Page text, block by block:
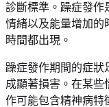
診斷標準。躁症發作
情緒以及能量增加的
時間都出現。
躁症發作期間的症狀
成顯著損害。在某些
作可能包含精神病特